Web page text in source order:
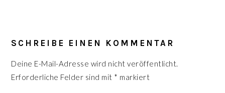
INTERAKTIONEN
SCHREIBE EINEN KOMMENTAR
Deine E-Mail-Adresse wird nicht veröffentlicht.
Erforderliche Felder sind mit * markiert